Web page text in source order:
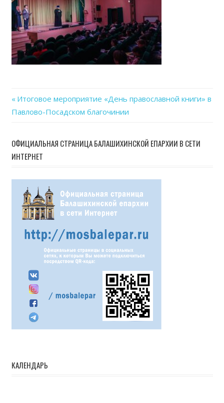
Навигация
записям
Previous
Post:
Итоговое мероприятие «День православной книги» в
Павлово-Посадском благочинии
ОФИЦИАЛЬНАЯ СТРАНИЦА БАЛАШИХИНСКОЙ ЕПАРХИИ В СЕТИ
ИНТЕРНЕТ
КАЛЕНДАРЬ